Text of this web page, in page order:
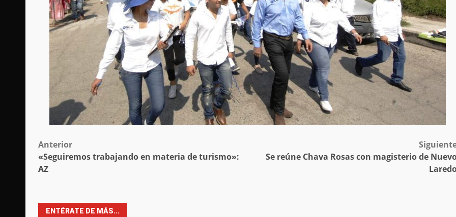
Post
navigation
Anterior
«Seguiremos trabajando en materia de turismo»:
AZ
Se reúne Chava Rosas con magisterio de
ENTÉRATE DE MÁS...